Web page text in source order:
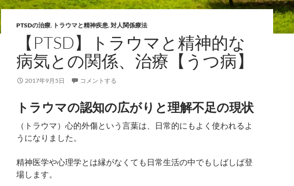
PTSDの治療, トラウマと精神疾患,対人関係療法
【PTSD】トラウマと精神的な
病気との関係、治療【うつ病】
2017年9月5日 コメントする
トラウマの認知の広がりと理解不足の現状
（トラウマ）心的外傷という言葉は、日常的にもよく使われるよ
うになりました。
精神医学や心理学とは縁がなくても日常生活の中でもしばしば登
場します。